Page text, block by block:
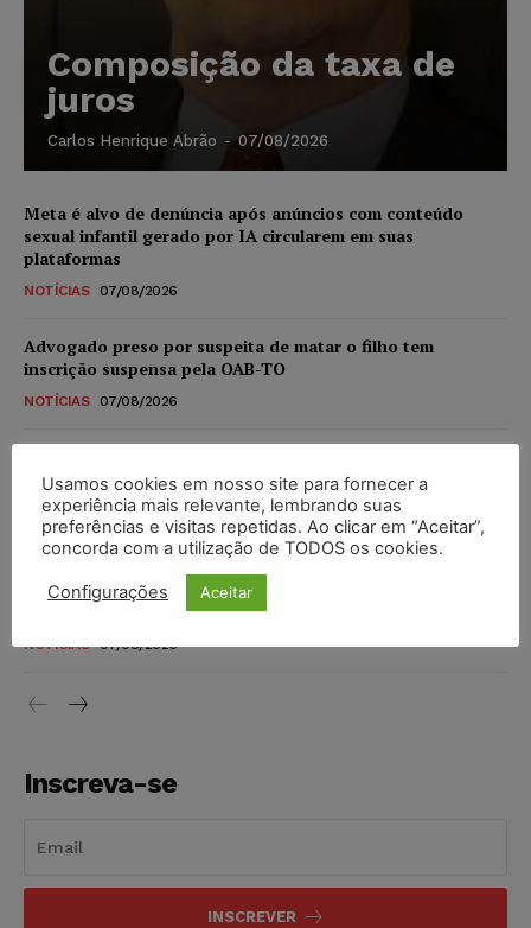
Composição da taxa de
juros
Carlos Henrique Abrão - 07/08/2026
Meta é alvo de denúncia após anúncios com conteúdo
sexual infantil gerado por IA circularem em suas
plataformas
NOTÍCIAS 07/08/2026
Advogado preso por suspeita de matar o filho tem
inscrição suspensa pela OAB-TO
NOTÍCIAS 07/08/2026
novos para pessoas com deficiência e autistas de todos os
níveis
DIREITO TRIBUTÁRIO 07/08/2026
Justiça do Trabalho mantém justa causa de empregado que
vendia canetas emagrecedoras no local de trabalho
NOTÍCIAS 07/08/2026
Inscreva-se
INSCREVER
Usamos cookies em nosso site para fornecer a
experiência mais relevante, lembrando suas
preferências e visitas repetidas. Ao clicar em “Aceitar”,
concorda com a utilização de TODOS os cookies.
Configurações Aceitar